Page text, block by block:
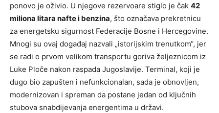
ponovo je oživio. U njegove rezervoare stiglo je čak 42
miliona litara nafte i benzina, što označava prekretnicu
za energetsku sigurnost Federacije Bosne i Hercegovine.
Mnogi su ovaj događaj nazvali „istorijskim trenutkom“, jer
se radi o prvom velikom transportu goriva željeznicom iz
Luke Ploče nakon raspada Jugoslavije. Terminal, koji je
dugo bio zapušten i nefunkcionalan, sada je obnovljen,
modernizovan i spreman da postane jedan od ključnih
stubova snabdijevanja energentima u državi.